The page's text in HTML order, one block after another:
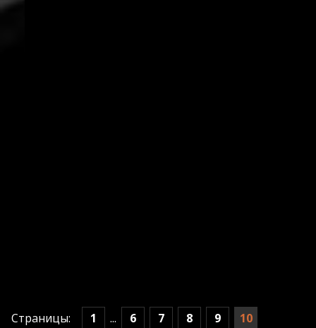
Страницы: 1 ... 6 7 8 9 10